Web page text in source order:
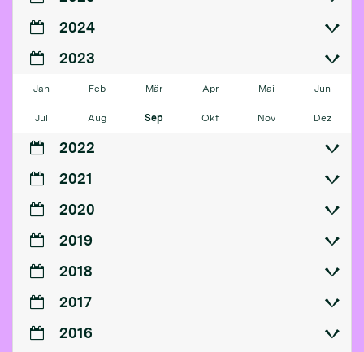
2024
2023
Jan Feb Mär Apr Mai Jun
Jul Aug Sep Okt Nov Dez
2022
2021
2020
2019
2018
2017
2016